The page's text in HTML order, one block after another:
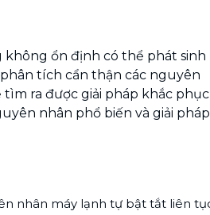
ổn định có thể phát sinh
tích cẩn thận các nguyên
ra được giải pháp khắc phục
nhân phổ biến và giải pháp